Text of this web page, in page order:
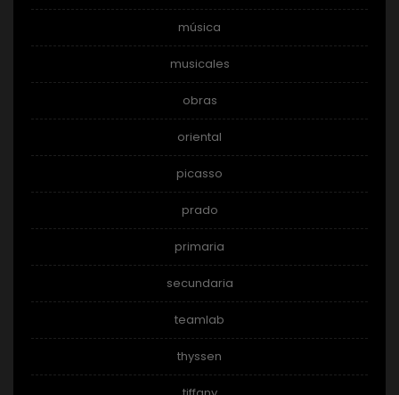
música
musicales
obras
oriental
picasso
prado
primaria
secundaria
teamlab
thyssen